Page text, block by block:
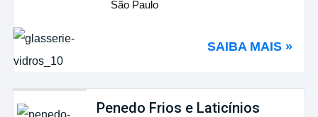
São Paulo
SAIBA MAIS »
Penedo Frios e Laticínios